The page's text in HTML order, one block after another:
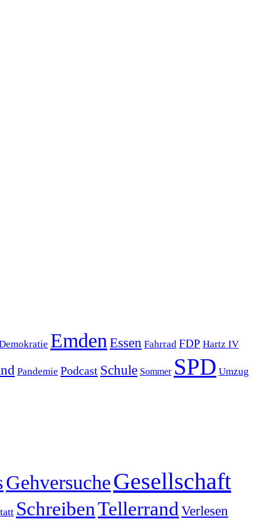
EmdenEssen Fahrrad FDP Hartz IV
Pandemie Podcast Schule Sommer SPD Umzug
GehversucheGesellschaft
SchreibenTellerrand Verlesen